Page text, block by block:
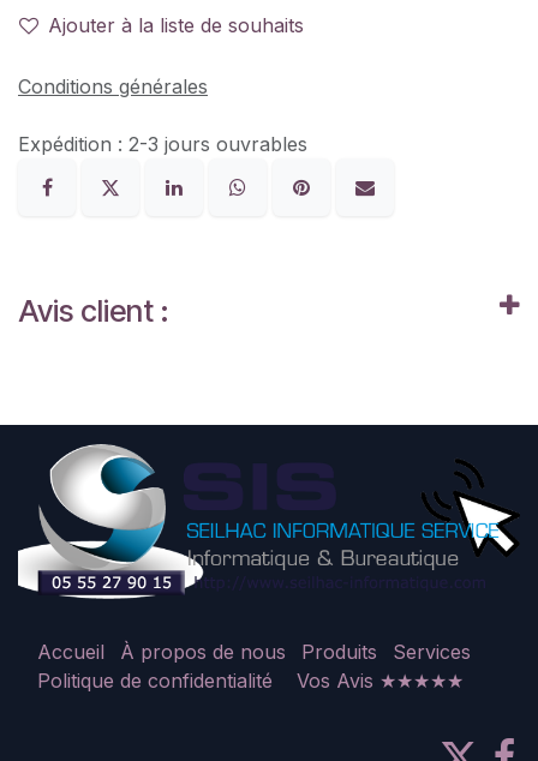
Ajouter à la liste de souhaits
Conditions générales
Expédition : 2-3 jours ouvrables
Avis client :
Accueil À propos de nous Produits
Services
Politique de confidentialité
Vos Avis ★★★★★